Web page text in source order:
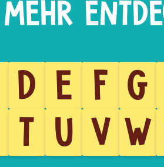
D E F G
T U V W